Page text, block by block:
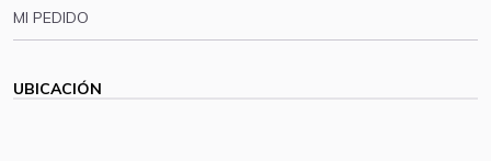
MI PEDIDO
UBICACIÓN